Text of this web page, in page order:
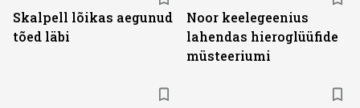
Skalpell lõikas aegunud
tõed läbi
Noor keelegeenius
lahendas hieroglüüfide
müsteeriumi